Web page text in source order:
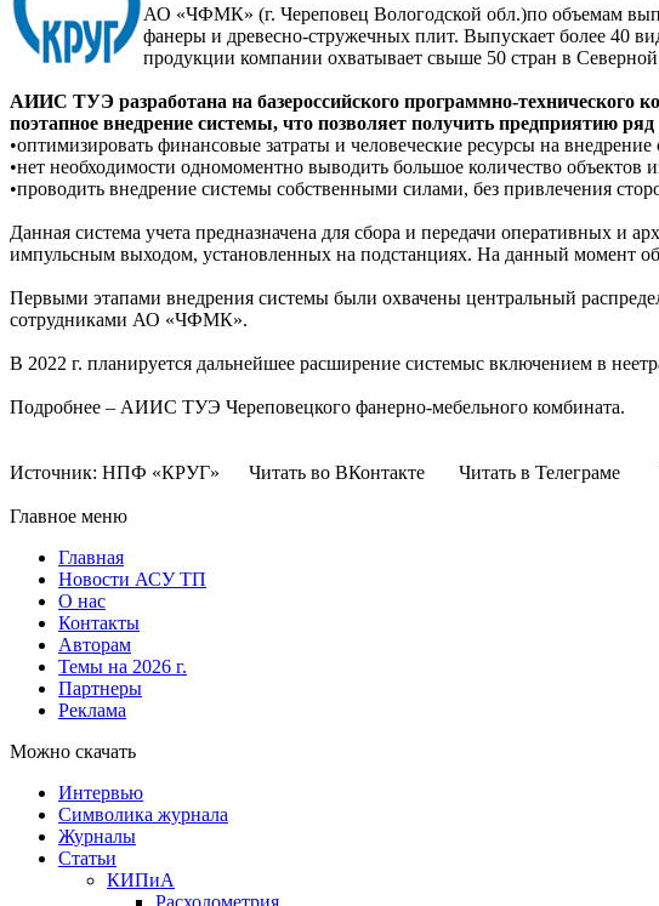
АО «ЧФМК» (г. Череповец Вологодской обл.)по объемам
фанеры и древесно-стружечных плит. Выпускает более 40
продукции компании охватывает свыше 50 стран в
АИИС ТУЭ разработана на базероссийского программно-
поэтапное внедрение системы, что позволяет получить предприятию
•оптимизировать финансовые затраты и человеческие ресурсы на
•нет необходимости одномоментно выводить большое количество объектов
•проводить внедрение системы собственными силами, без привлечения
Данная система учета предназначена для сбора и передачи оперативных и
импульсным выходом, установленных на подстанциях. На данный момент
Первыми этапами внедрения системы были охвачены центральный
сотрудниками АО «ЧФМК».
В 2022 г. планируется дальнейшее расширение системыс включением в
Подробнее – АИИС ТУЭ Череповецкого фанерно-мебельного комбината.
Источник: НПФ «КРУГ» Читать во ВКонтакте Читать в Телеграме
Главное меню
Главная
Новости АСУ ТП
О нас
Контакты
Авторам
Темы на 2026 г.
Партнеры
Реклама
Можно скачать
Интервью
Символика журнала
Журналы
Статьи
КИПиА